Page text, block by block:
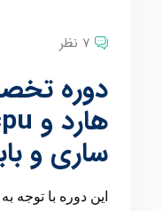
7 نظر
دوره
ساری و
این دوره با توجه